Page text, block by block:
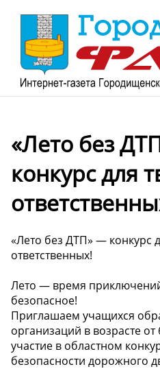
«Лето без
конкурс для
«Лето без ДТП» — конкурс
ответственных!
Лето — время
безопасное!
Приглашаем учащихся
организаций в возрасте
участие в областном
безопасности дорожного